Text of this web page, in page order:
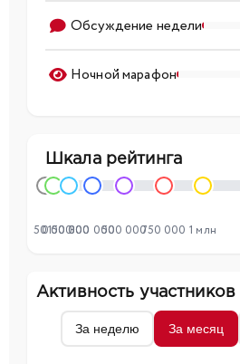
Обсуждение недели
Ночной марафон
Шкала рейтинга
0
50 000
150 000300 000500 000750 000 1 млн
Активность участников
За неделю За месяц